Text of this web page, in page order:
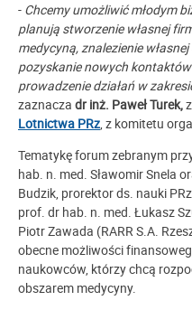
- Chcemy umożliwić młodym
planują stworzenie własnej
medycyną, znalezienie
pozyskanie nowych
prowadzenie działań w
zaznacza dr inż. Paweł Turek,z
Lotnictwa PRz, z komitetu
Tematykę forum zebranym
hab. n. med. Sławomir Snela
Budzik, prorektor ds. nauki PRz
prof. dr hab. n. med. Łukasz
Piotr Zawada (RARR S.A.
obecne możliwości
naukowców, którzy chcą
obszarem medycyny.